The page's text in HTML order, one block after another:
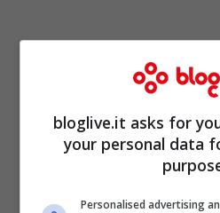
(20
Novembre), seppur non
sono state ospitate in
bloglive.it asks for
your personal data
Personalised advertising